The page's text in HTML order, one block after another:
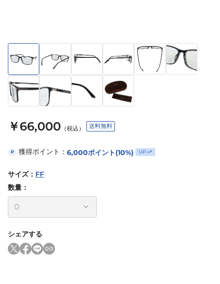
￥66,000 （税込） 送料無料
P 獲得ポイント： 6,000ポイント(10%) UP
サイズ： FF
数量：
シェアする